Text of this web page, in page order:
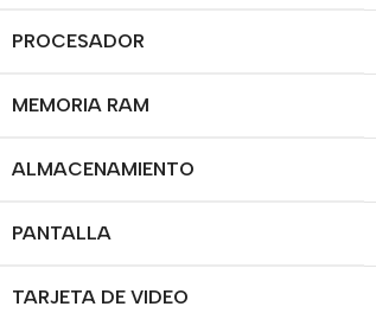
PROCESADOR
MEMORIA RAM
ALMACENAMIENTO
PANTALLA
TARJETA DE VIDEO